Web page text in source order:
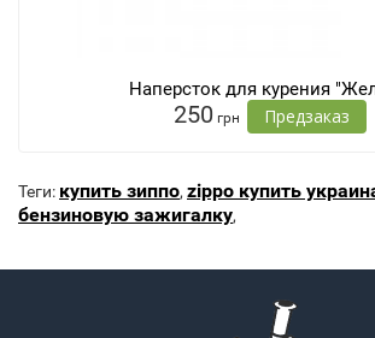
Наперсток для курения
250 грн Предзаказ
Теги: купить зиппо, zippo купить
бензиновую зажигалку,